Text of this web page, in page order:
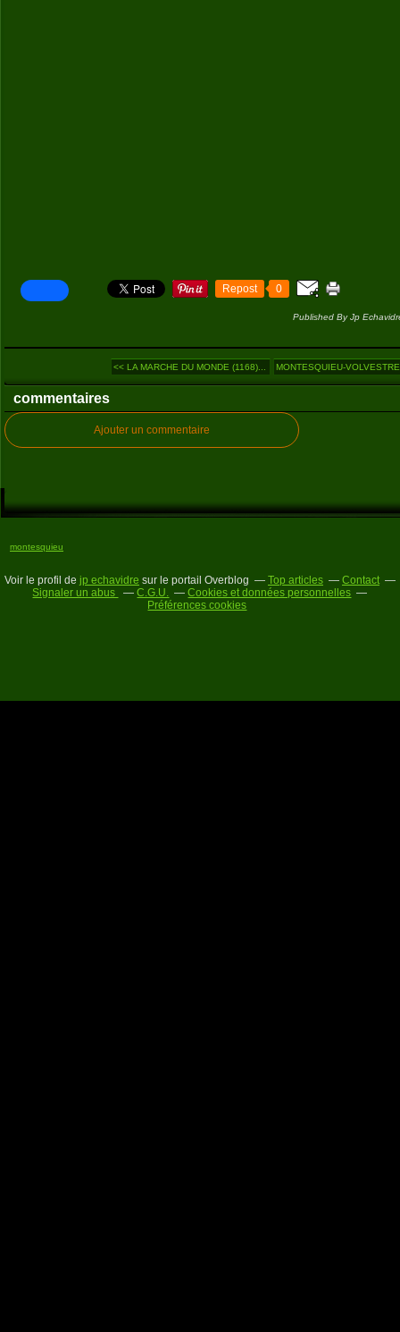
Repost 0
Published By Jp
<< LA MARCHE DU MONDE (1168)... MONTESQUIEU-
commentaires
Ajouter un commentaire
montesquieu
Voir le profil de jp echavidre sur le portail Overblog Top articles
Contact
Signaler un abus
C.G.U.
Cookies et données personnelles
Préférences cookies